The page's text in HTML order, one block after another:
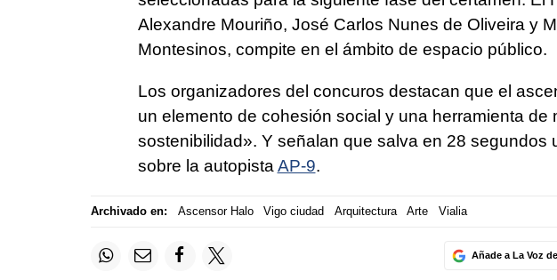
Alexandre Mouriño, José Carlos Nunes de Oliveira y
Montesinos, compite en el ámbito de espacio público.
Los organizadores del concuros destacan que el
un elemento de cohesión social y una herramienta de
sostenibilidad». Y señalan que salva en 28 segundos
sobre la autopista AP-9.
Archivado en: Ascensor Halo Vigo ciudad Arquitectura Arte Vialia
Añade a La Voz